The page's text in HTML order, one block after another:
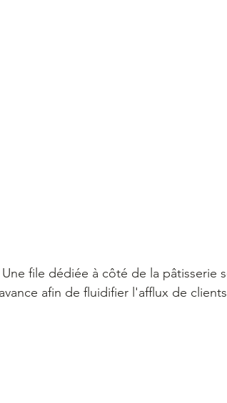
avance afin de fluidifier l'afflux de clients